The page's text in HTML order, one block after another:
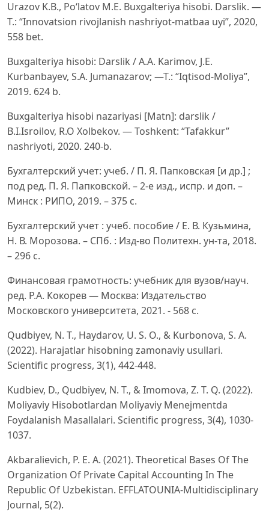
Urazov K.B., Poʻlatov M.E. Buxgalteriya hisobi. Darslik. —
T.: “Innovatsion rivojlanish nashriyot-matbaa uyi”, 2020,
558 bet.
Buxgalteriya hisobi: Darslik / A.A. Karimov, J.E.
Kurbanbayev, S.A. Jumanazarov; —T.: “Iqtisod-Moliya”,
2019. 624 b.
Buxgalteriya hisobi nazariyasi [Matn]: darslik /
B.I.Isroilov, R.O Xolbekov. — Toshkent: “Tafakkur”
nashriyoti, 2020. 240-b.
Бухгалтерский учет: учеб. / П. Я. Папковская [и др.] ;
под ред. П. Я. Папковской. – 2-е изд., испр. и доп. –
Минск : РИПО, 2019. – 375 с.
Бухгалтерский учет : учеб. пособие / Е. В. Кузьмина,
Н. В. Морозова. – СПб. : Изд-во Политехн. ун-та, 2018.
– 296 с.
Финансовая грамотность: учебник для вузов/науч.
ред. Р.А. Кокорев — Москва: Издательство
Московского университета, 2021. - 568 с.
Qudbiyev, N. T., Haydarov, U. S. O., & Kurbonova, S. A.
(2022). Harajatlar hisobning zamonaviy usullari.
Scientific progress, 3(1), 442-448.
Kudbiev, D., Qudbiyev, N. T., & Imomova, Z. T. Q. (2022).
Moliyaviy Hisobotlardan Moliyaviy Menejmentda
Foydalanish Masallalari. Scientific progress, 3(4), 1030-
1037.
Akbaralievich, P. E. A. (2021). Theoretical Bases Of The
Organization Of Private Capital Accounting In The
Republic Of Uzbekistan. EFFLATOUNIA-Multidisciplinary
Journal, 5(2).